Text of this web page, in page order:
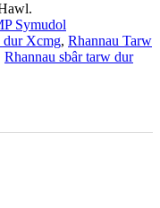
Symudol
dur Xcmg, Rhannau Tarw
Rhannau sbâr tarw dur